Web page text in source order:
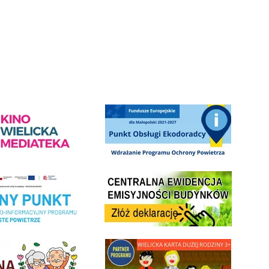
w Wieliczce
Punkt Obsługi Ekodoradcy Wieliczka
Czyste Powietrze w Gminie WieliczkaCentrala Ewidencja Emisyjności Budynków - złóż
Rady Seniorow - Wieliczka link do strony - Wielicka Karta Dużej Rodziny